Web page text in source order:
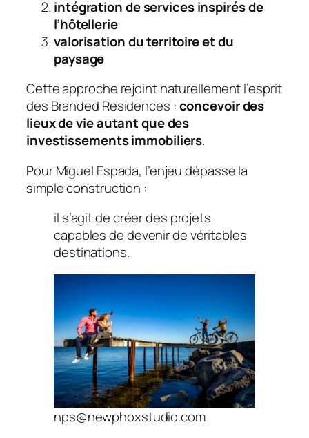
intégration de services inspirés de
l’hôtellerie
valorisation du territoire et du
paysage
Cette approche rejoint naturellement l’esprit
des Branded Residences :concevoir des
lieux de vie autant que des
investissements immobiliers.
Pour Miguel Espada, l’enjeu dépasse la
simple construction :
il s’agit de créer des projets
capables de devenir de véritables
destinations.
nps@newphoxstudio.com